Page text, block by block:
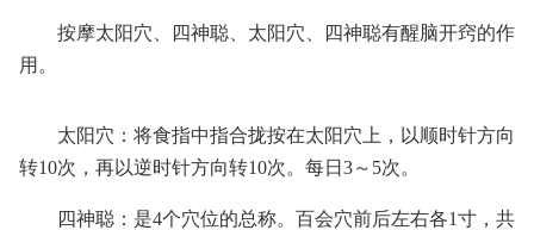
按摩太阳穴、四神聪、太阳穴、四神聪有醒脑开窍的作
用。
太阳穴：将食指中指合拢按在太阳穴上，以顺时针方向
转10次，再以逆时针方向转10次。每日3～5次。
四神聪：是4个穴位的总称。百会穴前后左右各1寸，共